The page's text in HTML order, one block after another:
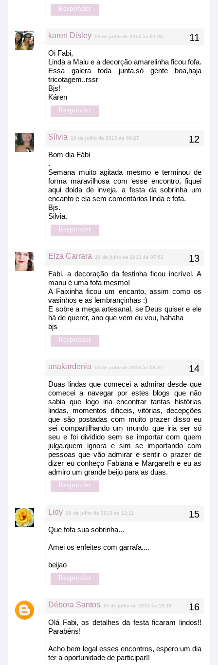
Responder
karen Disley 10 de julho de 2013 às 01:03
Oi Fabi,
Linda a Malu e a decorção amarelinha ficou fofa.
Essa galera toda junta,só gente boa,haja
tricotagem..rssr
Bjs!
Káren
Responder
Sílvia 10 de julho de 2013 às 06:27
Bom dia Fábi
.
Semana muito agitada mesmo e terminou de
forma maravilhosa com esse encontro, fiquei
aqui doida de inveja, a festa da sobrinha um
encanto e ela sem comentários linda e fofa.
Bjs.
Silvia.
Responder
Elza Carrara 10 de julho de 2013 às 07:53
Fabi, a decoração da festinha ficou incrível. A
manu é uma fofa mesmo!
A Faixinha ficou um encanto, assim como os
vasinhos e as lembrançinhas :)
E sobre a mega artesanal, se Deus quiser e ele
há de querer, ano que vem eu vou, hahaha
bjs
Responder
anakardenia 10 de julho de 2013 às 08:37
Duas lindas que comecei a admirar desde que
comecei a navegar por estes blogs que não
sabia que logo iria encontrar tantas histórias
lindas, momentos dificeis, vitórias, decepções
que são postadas com muito prazer disso eu
sei compartilhando um mundo que iria ser só
seu e foi dividido sem se importar com quem
julga,quem ignora e sim se importando com
pessoas que vão admirar e sentir o prazer de
dizer eu conheço Fabiana e Margareth e eu as
admiro um grande beijo para as duas.
Responder
Lidy 10 de julho de 2013 às 12:11
Que fofa sua sobrinha...
Amei os enfeites com garrafa....
beijao
Responder
Débora Santos 10 de julho de 2013 às 13:18
Olá Fabi, os detalhes da festa ficaram lindos!!
Parabéns!
Acho bem legal esses encontros, espero um dia
ter a oportunidade de participar!!